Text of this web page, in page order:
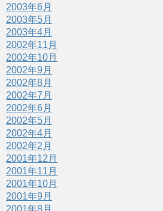
2003年6月
2003年5月
2003年4月
2002年11月
2002年10月
2002年9月
2002年8月
2002年7月
2002年6月
2002年5月
2002年4月
2002年2月
2001年12月
2001年11月
2001年10月
2001年9月
2001年8月